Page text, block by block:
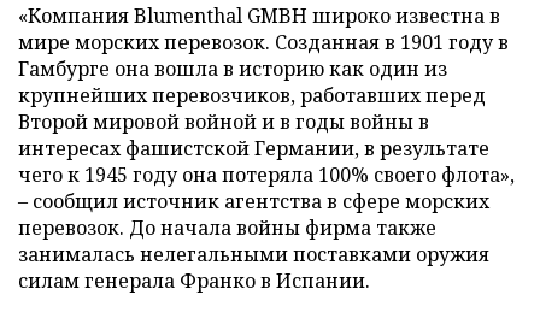
«Компания Blumenthal GMBH широко известна в
мире морских перевозок. Созданная в 1901 году в
Гамбурге она вошла в историю как один из
крупнейших перевозчиков, работавших перед
Второй мировой войной и в годы войны в
интересах фашистской Германии, в результате
чего к 1945 году она потеряла 100% своего флота»,
– сообщил источник агентства в сфере морских
перевозок. До начала войны фирма также
занималась нелегальными поставками оружия
силам генерала Франко в Испании.